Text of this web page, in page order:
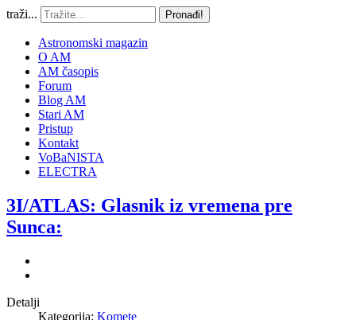
traži... Pronađi!
Astronomski magazin
O AM
AM časopis
Forum
Blog AM
Stari AM
Pristup
Kontakt
VoBaNISTA
ELECTRA
3I/ATLAS: Glasnik iz vremena pre
Sunca:
Detalji
Kategorija: Komete